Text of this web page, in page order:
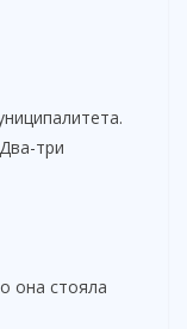
три
она стояла